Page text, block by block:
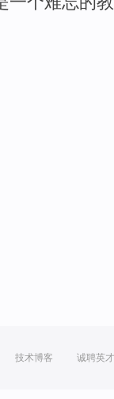
技术博客 诚聘英才